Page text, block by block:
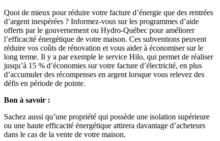
Quoi de mieux pour réduire votre facture d’énergie que des rentrées
d’argent inespérées ? Informez-vous sur les programmes d’aide
offerts par le gouvernement ou Hydro-Québec pour améliorer
l’efficacité énergétique de votre maison. Ces subventions peuvent
réduire vos coûts de rénovation et vous aider à économiser sur le
long terme. Il y a par exemple le service Hilo, qui permet de réaliser
jusqu’à 15 % d’économies sur votre facture d’électricité, en plus
d’accumuler des récompenses en argent lorsque vous relevez des
défis en période de pointe.
Bon à savoir :
Sachez aussi qu’une propriété qui possède une isolation supérieure
ou une haute efficacité énergétique attirera davantage d’acheteurs
dans le cas de la vente de votre maison.